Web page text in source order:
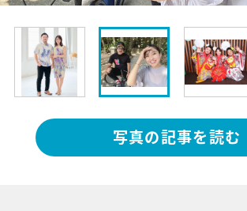
写真の記事を読む